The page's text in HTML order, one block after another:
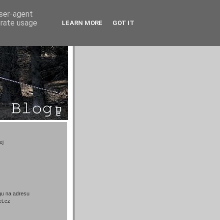
na adresu
agent
usage
LEARN MORE GOT IT